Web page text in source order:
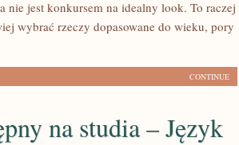
nie jest konkursem na idealny look. To raczej
wybrać rzeczy dopasowane do wieku, pory
CONTINUE
na studia – Język